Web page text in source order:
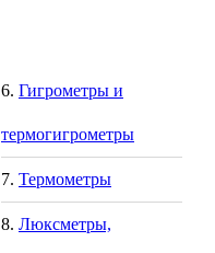
Гигрометры и
термогигрометры
Термометры
Люксметры,